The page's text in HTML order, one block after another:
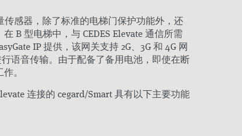
传感器，除了标准的电梯门保护功能外，还
B 型电梯中，与 CEDES Elevate 通信所需
IP 提供，该网关支持 2G、3G 和 4G 网
行语音传输。由于配备了备用电池，即使在断
作。
连接的 cegard/Smart 具有以下主要功能